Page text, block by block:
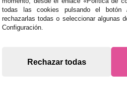
tus puzzles a cualquier
Castellón, Ceuta, Ciudad
Melilla, Murcia, Navarra,
rápidas en territorio
todas las cookies pulsando el botón
rechazarlas todas o seleccionar algunas
Configuración.
Rechazar todas